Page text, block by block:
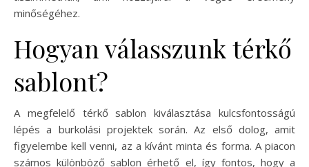
minőségéhez.
Hogyan válasszunk térkő
sablont?
A megfelelő térkő sablon kiválasztása kulcsfontosságú
lépés a burkolási projektek során. Az első dolog, amit
figyelembe kell venni, az a kívánt minta és forma. A piacon
számos különböző sablon érhető el, így fontos, hogy a